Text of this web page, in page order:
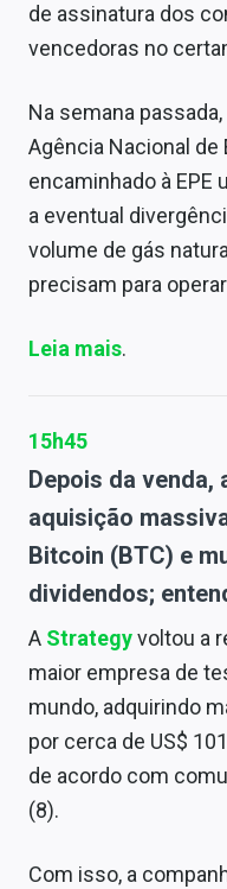
de assinatura dos
vencedoras no
Na semana
Agência Nacional de
encaminhado à EPE
a eventual
volume de gás
precisam para
Leia mais.
15h45
Depois da venda,
aquisição
Bitcoin (BTC) e
dividendos;
A Strategyvoltou a
maior empresa de
mundo, adquirindo
por cerca de US$
de acordo com
(8).
Com isso, a